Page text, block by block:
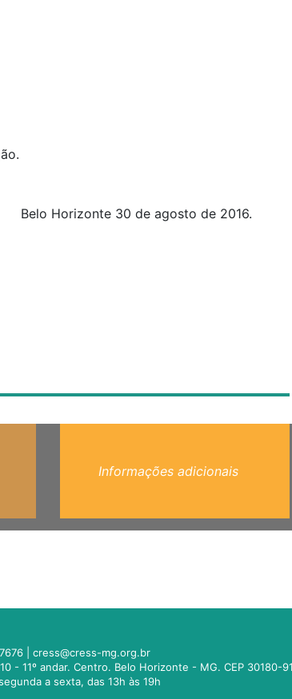
Belo Horizonte 30 de agosto de 2016.
Informações adicionais
|cress@cress-mg.org.br
- 11º andar. Centro. Belo Horizonte - MG. CEP 30180-
a sexta, das 13h às 19h